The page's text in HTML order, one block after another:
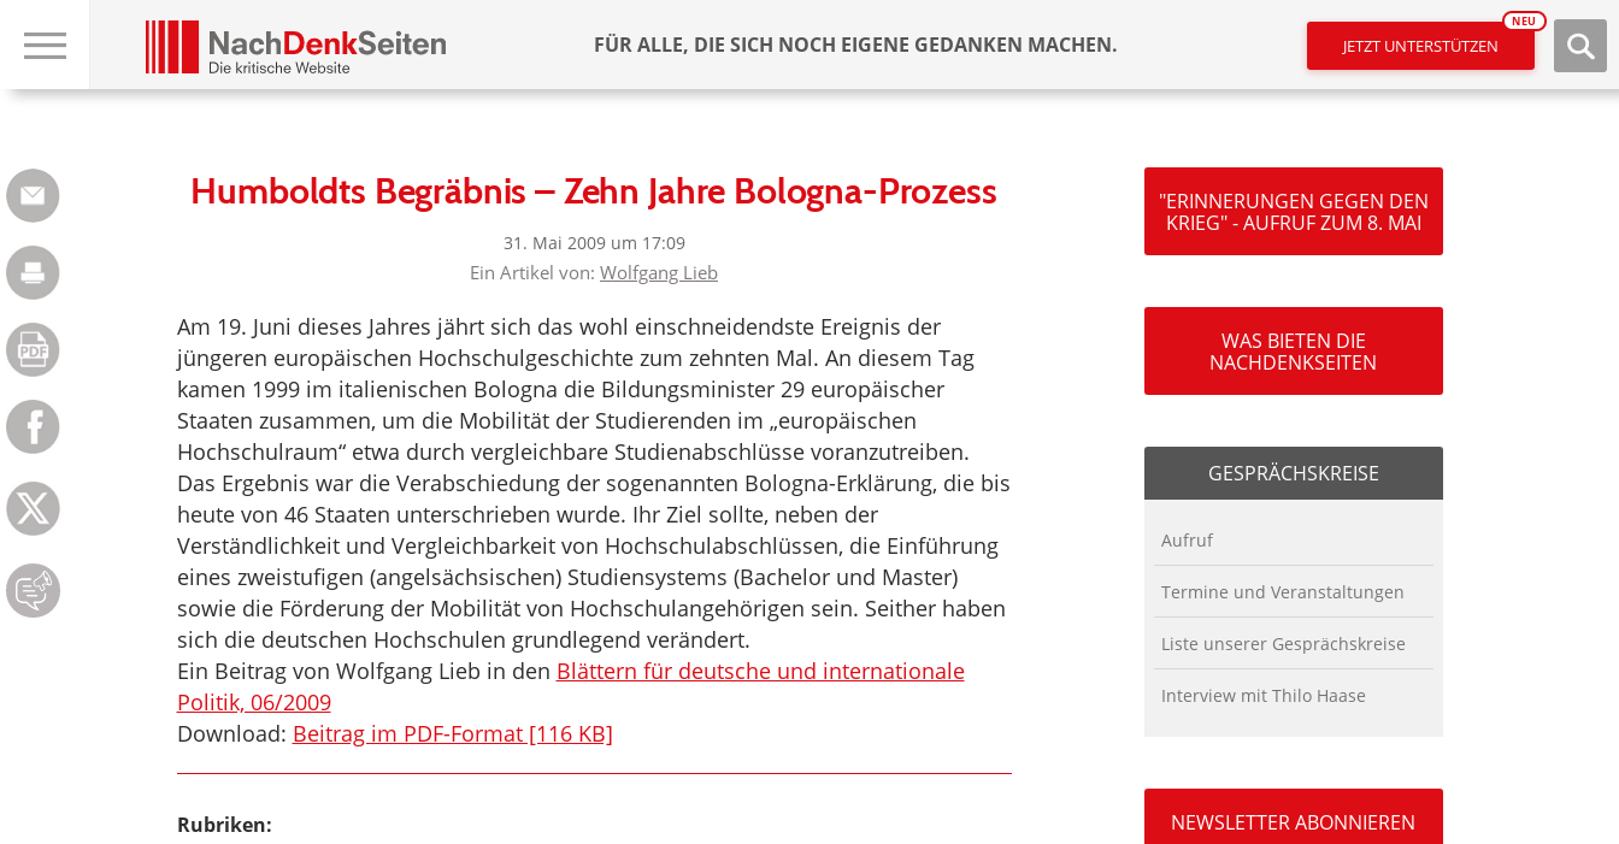
FÜR ALLE, DIE SICH NOCH EIGENE GEDANKEN MACHEN. JETZT UNTERSTÜTZEN
NEU
Humboldts Begräbnis – Zehn Jahre Bologna-Prozess
31. Mai 2009 um 17:09
Ein Artikel von: Wolfgang Lieb
Am 19. Juni dieses Jahres jährt sich das wohl einschneidendste Ereignis der
jüngeren europäischen Hochschulgeschichte zum zehnten Mal. An diesem Tag
kamen 1999 im italienischen Bologna die Bildungsminister 29 europäischer
Staaten zusammen, um die Mobilität der Studierenden im „europäischen
Hochschulraum“ etwa durch vergleichbare Studienabschlüsse voranzutreiben.
Das Ergebnis war die Verabschiedung der sogenannten Bologna-Erklärung, die bis
heute von 46 Staaten unterschrieben wurde. Ihr Ziel sollte, neben der
Verständlichkeit und Vergleichbarkeit von Hochschulabschlüssen, die Einführung
eines zweistufigen (angelsächsischen) Studiensystems (Bachelor und Master)
sowie die Förderung der Mobilität von Hochschulangehörigen sein. Seither haben
sich die deutschen Hochschulen grundlegend verändert.
Ein Beitrag von Wolfgang Lieb in den Blättern für deutsche und internationale
Politik, 06/2009
Download: Beitrag im PDF-Format [116 KB]
Rubriken:
"ERINNERUNGEN GEGEN DEN
KRIEG" - AUFRUF ZUM 8. MAI
WAS BIETEN DIE
NACHDENKSEITEN
GESPRÄCHSKREISE
Aufruf
Termine und Veranstaltungen
Liste unserer Gesprächskreise
Interview mit Thilo Haase
NEWSLETTER ABONNIEREN